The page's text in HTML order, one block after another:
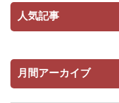
人気記事
月間アーカイブ